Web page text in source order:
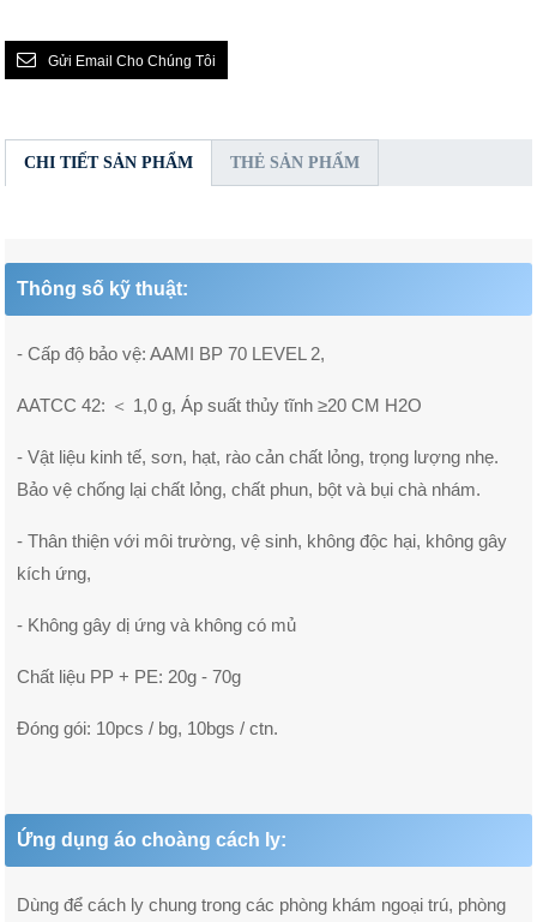
Gửi Email Cho Chúng Tôi
CHI TIẾT SẢN PHẨM THẺ SẢN PHẨM
Thông số kỹ thuật:
- Cấp độ bảo vệ: AAMI BP 70 LEVEL 2,
AATCC 42: ＜ 1,0 g, Áp suất thủy tĩnh ≥20 CM H2O
- Vật liệu kinh tế, sơn, hạt, rào cản chất lỏng, trọng lượng nhẹ.
Bảo vệ chống lại chất lỏng, chất phun, bột và bụi chà nhám.
- Thân thiện với môi trường, vệ sinh, không độc hại, không gây
kích ứng,
- Không gây dị ứng và không có mủ
Chất liệu PP + PE: 20g - 70g
Đóng gói: 10pcs / bg, 10bgs / ctn.
Ứng dụng áo choàng cách ly:
Dùng để cách ly chung trong các phòng khám ngoại trú, phòng